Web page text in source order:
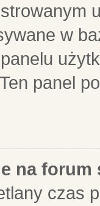
w
panel
na forum
czas